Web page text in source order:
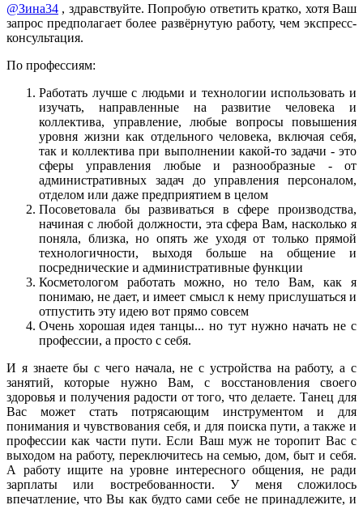
@Зина34 , здравствуйте. Попробую ответить кратко, хотя Ваш
запрос предполагает более развёрнутую работу, чем экспресс-
консультация.
По профессиям:
Работать лучше с людьми и технологии использовать и
изучать, направленные на развитие человека и
коллектива, управление, любые вопросы повышения
уровня жизни как отдельного человека, включая себя,
так и коллектива при выполнении какой-то задачи - это
сферы управления любые и разнообразные - от
административных задач до управления персоналом,
отделом или даже предприятием в целом
Посоветовала бы развиваться в сфере производства,
начиная с любой должности, эта сфера Вам, насколько я
поняла, близка, но опять же уходя от только прямой
технологичности, выходя больше на общение и
посреднические и административные функции
Косметологом работать можно, но тело Вам, как я
понимаю, не дает, и имеет смысл к нему прислушаться и
отпустить эту идею вот прямо совсем
Очень хорошая идея танцы... но тут нужно начать не с
профессии, а просто с себя.
И я знаете бы с чего начала, не с устройства на работу, а с
занятий, которые нужно Вам, с восстановления своего
здоровья и получения радости от того, что делаете. Танец для
Вас может стать потрясающим инструментом и для
понимания и чувствования себя, и для поиска пути, а также и
профессии как части пути. Если Ваш муж не торопит Вас с
выходом на работу, переключитесь на семью, дом, быт и себя.
А работу ищите на уровне интересного общения, не ради
зарплаты или востребованности. У меня сложилось
впечатление, что Вы как будто сами себе не принадлежите, и